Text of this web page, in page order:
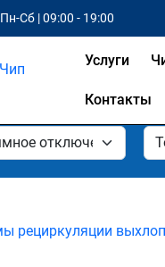
Пн-Сб | 09:00 - 19:00
Услуги
Контакты
рециркуляции